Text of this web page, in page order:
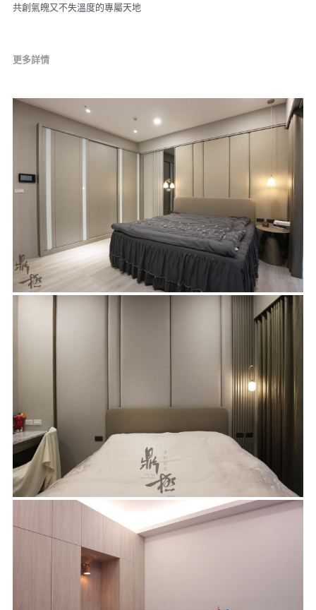
共創氣魄又不失溫度的專屬天地
更多詳情